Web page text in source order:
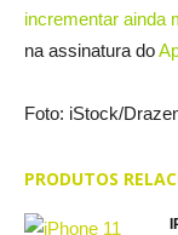
incrementar ainda
na assinatura do
Foto: iStock/
PRODUTOS